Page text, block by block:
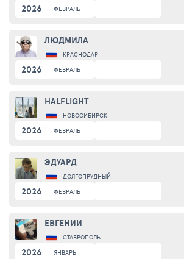
2026 ФЕВРАЛЬ
ЛЮДМИЛА
КРАСНОДАР
2026 ФЕВРАЛЬ
HALFLIGHT
НОВОСИБИРСК
2026 ФЕВРАЛЬ
ЭДУАРД
ДОЛГОПРУДНЫЙ
2026 ФЕВРАЛЬ
ЕВГЕНИЙ
СТАВРОПОЛЬ
2026 ЯНВАРЬ